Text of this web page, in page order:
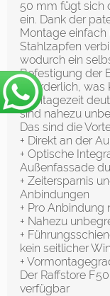
50 mm fügt sich
ein. Dank der
Montage einfach
Stahlzapfen
wodurch ein
Befestigung der
erforderlich,
Montagezeit
sind nahezu
Das sind die
+ Direkt an der
+ Optische
Außenfassade
+ Zeitersparnis
Anbindungen
+ Pro Anbindung
+ Nahezu
+
kein seitlicher
+
Der Raffstore
verfügbar